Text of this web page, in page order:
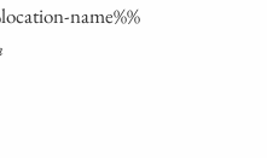
name%%